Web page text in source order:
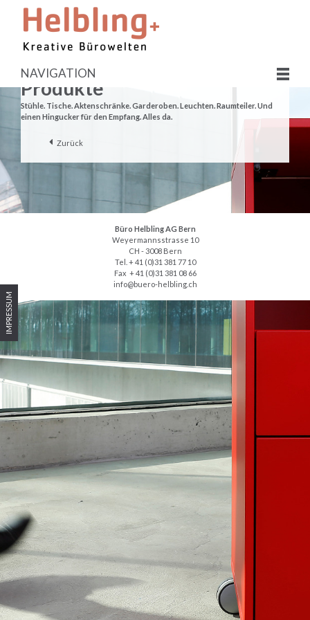
IMPRESSUM
NAVIGATION
Produkte
Stühle. Tische. Aktenschränke. Garderoben. Leuchten. Raumteiler. Und
einen Hingucker für den Empfang. Alles da.
Zurück
Büro Helbling AG Bern
Weyermannsstrasse 10
CH - 3008 Bern
Tel. + 41 (0)31 381 77 10
Fax + 41 (0)31 381 08 66
info@buero-helbling.ch